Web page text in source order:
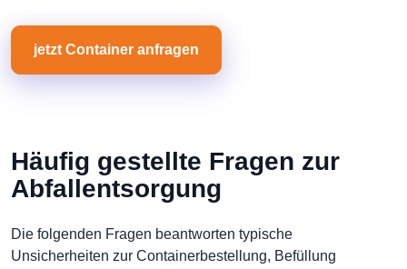
jetzt Container anfragen
Häufig gestellte Fragen zur
Abfallentsorgung
Die folgenden Fragen beantworten typische
Unsicherheiten zur Containerbestellung, Befüllung